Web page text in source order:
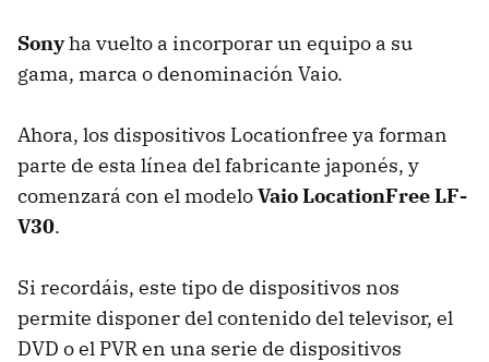
Sonyha vuelto a incorporar un equipo a su
gama, marca o denominación Vaio.
Ahora, los dispositivos Locationfree ya forman
parte de esta línea del fabricante japonés, y
comenzará con el modeloVaio LocationFree LF-
V30.
Si recordáis, este tipo de dispositivos nos
permite disponer del contenido del televisor, el
DVD o el PVR en una serie de dispositivos